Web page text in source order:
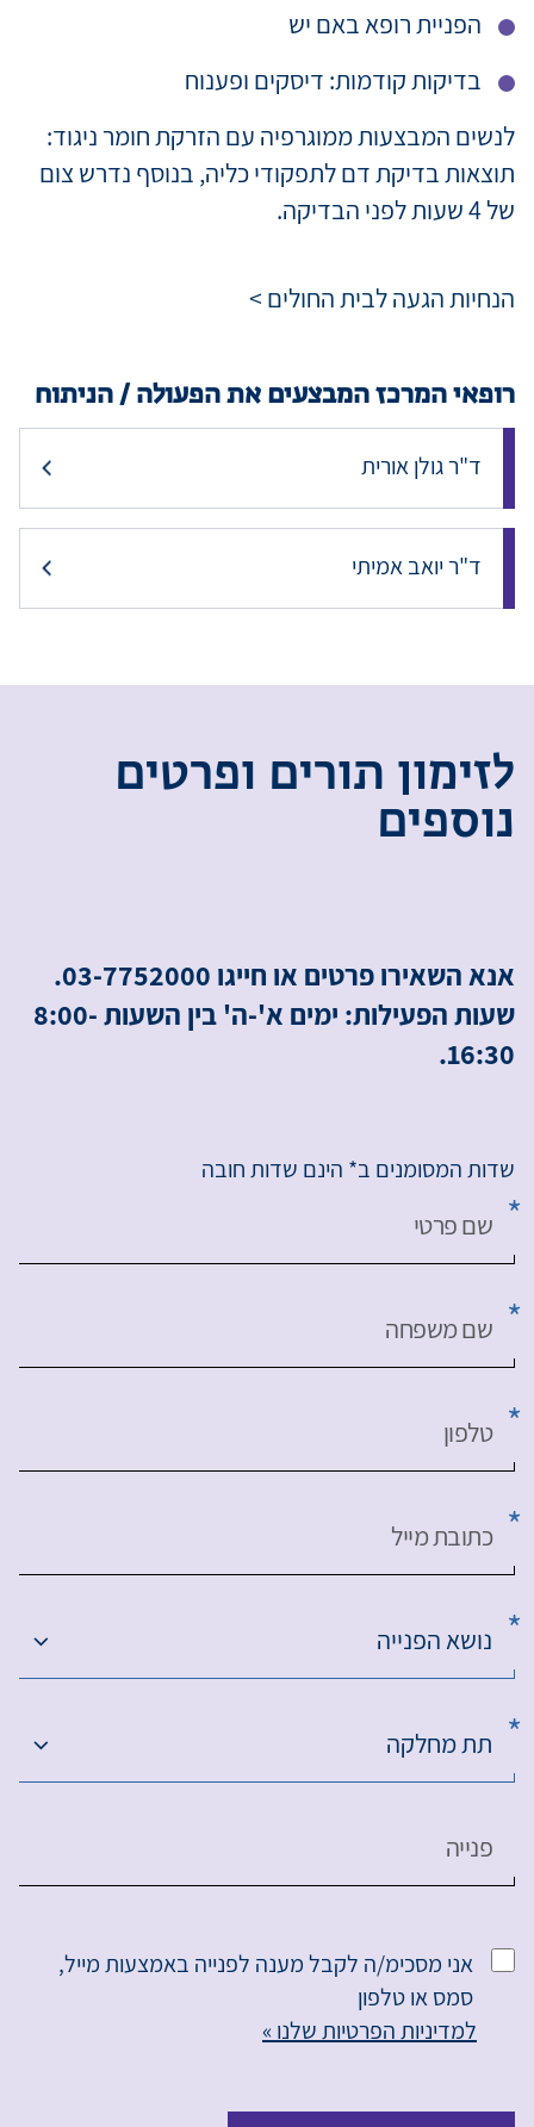
הפניית רופא באם יש
בדיקות קודמות: דיסקים ופענוח
לנשים המבצעות ממוגרפיה עם הזרקת חומר ניגוד:
תוצאות בדיקת דם לתפקודי כליה, בנוסף נדרש צום
של 4 שעות לפני הבדיקה.
הנחיות הגעה לבית החולים >
רופאי המרכז המבצעים את הפעולה / הניתוח
ד"ר גולן אורית
ד"ר יואב אמיתי
לזימון תורים ופרטים
נוספים
אנא השאירו פרטים או חייגו 03-7752000.
שעות הפעילות: ימים א'-ה' בין השעות 8:00-
16:30.
שדות המסומנים ב* הינם שדות חובה
שם פרטי
שם משפחה
טלפון
כתובת מייל
נושא הפנייה
תת מחלקה
פנייה
אני מסכימ/ה לקבל מענה לפנייה באמצעות מייל,
סמס או טלפון
למדיניות הפרטיות שלנו »